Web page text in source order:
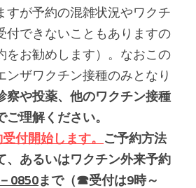
すが予約の混雑状況やワクチ
付できないこともありますの
をお勧めします）。なおこの
ンザワクチン接種のみとなり
察や投薬、他のワクチン接種
理解ください。
付開始します。 ご予約方法
、あるいはワクチン外来予約
0850まで（☎受付は9時～